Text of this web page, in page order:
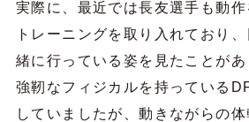
実際に、最近では長友選手も動
トレーニングを取り入れており
緒に行っている姿を見たことがあ
強靭なフィジカルを持っている
していましたが、動きながらの